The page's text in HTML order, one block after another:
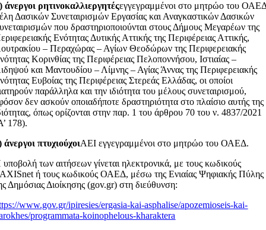
άνεργοι ρητινοκαλλιεργητέςεγγεγραμμένοι στο μητρώο του
Δασικών Συνεταιρισμών Εργασίας και Αναγκαστικών Δασικών
που δραστηριοποιούνται στους Δήμους Μεγαρέων της
Ενότητας Δυτικής Αττικής της Περιφέρειας Αττικής,
– Περαχώρας – Αγίων Θεοδώρων της Περιφερειακής
Κορινθίας της Περιφέρειας Πελοποννήσου, Ιστιαίας –
και Μαντουδίου – Λίμνης – Αγίας Άννας της Περιφερειακής
Ευβοίας της Περιφέρειας Στερεάς Ελλάδας, οι οποίοι
παράλληλα και την ιδιότητα του μέλους συνεταιρισμού,
δεν ασκούν οποιαδήποτε δραστηριότητα στο πλαίσιο αυτής της
όπως ορίζονται στην παρ. 1 του άρθρου 70 του ν. 4837/2021
178).
άνεργοι πτυχιούχοιΑΕΙ εγγεγραμμένοι στο μητρώο του ΟΑΕΔ.
των αιτήσεων γίνεται ηλεκτρονικά, με τους κωδικούς
ή τους κωδικούς ΟΑΕΔ, μέσω της Ενιαίας Ψηφιακής Πύλης
Δημόσιας Διοίκησης (gov.gr) στη διεύθυνση:
www.gov.gr/ipiresies/ergasia-kai-asphalise/apozemioseis-kai-
programmata-koinophelous-kharaktera